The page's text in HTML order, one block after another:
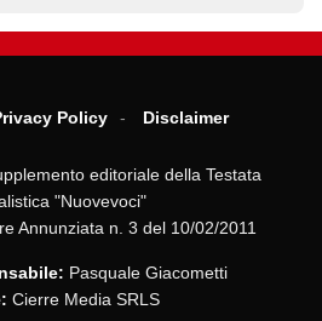
Policy Disclaimer
editoriale della Testata
"Nuovevoci"
Annunziata n. 3 del 10/02/2011
Pasquale Giacometti
Cierre Media SRLS